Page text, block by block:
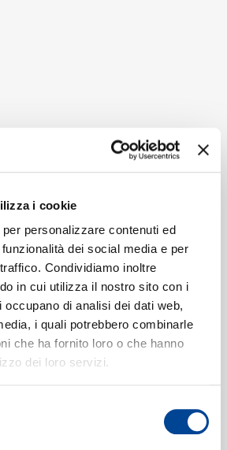
i cookie
personalizzare contenuti ed
dei social media e per
Condividiamo inoltre
in cui utilizza il nostro sito con i
di analisi dei dati web,
i quali potrebbero combinarle
che ha fornito loro o che hanno
dei loro servizi.
LaVette